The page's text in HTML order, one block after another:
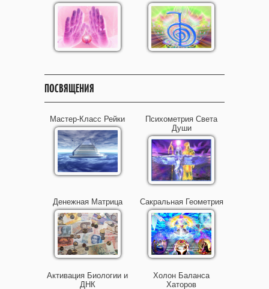
ПОСВЯЩЕНИЯ
Мастер-Класс Рейки
Психометрия Света
Души
Денежная Матрица Сакральная Геометрия
Активация Биологии и
ДНК
Холон Баланса
Хаторов